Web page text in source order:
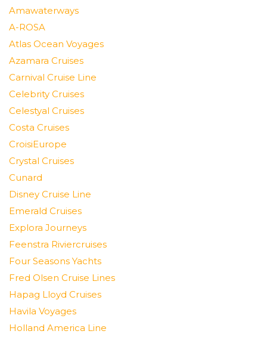
Amawaterways
A-ROSA
Atlas Ocean Voyages
Azamara Cruises
Carnival Cruise Line
Celebrity Cruises
Celestyal Cruises
Costa Cruises
CroisiEurope
Crystal Cruises
Cunard
Disney Cruise Line
Emerald Cruises
Explora Journeys
Feenstra Riviercruises
Four Seasons Yachts
Fred Olsen Cruise Lines
Hapag Lloyd Cruises
Havila Voyages
Holland America Line